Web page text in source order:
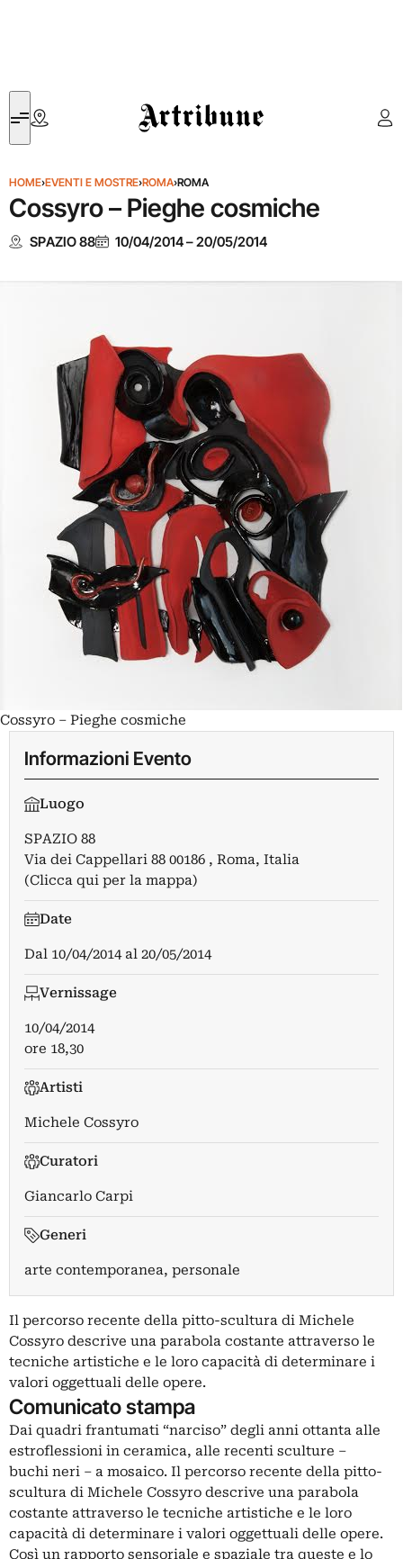
Artribune
HOME›EVENTI E MOSTRE›ROMA›ROMA
Cossyro – Pieghe cosmiche
SPAZIO 88 10/04/2014–20/05/2014
Cossyro – Pieghe cosmiche
Informazioni Evento
Luogo
SPAZIO 88
Via dei Cappellari 88 00186 , Roma, Italia
(Clicca qui per la mappa)
Date
Dal 10/04/2014al 20/05/2014
Vernissage
10/04/2014
ore 18,30
Artisti
Michele Cossyro
Curatori
Giancarlo Carpi
Generi
arte contemporanea, personale
Il percorso recente della pitto-scultura di Michele
Cossyro descrive una parabola costante attraverso le
tecniche artistiche e le loro capacità di determinare i
valori oggettuali delle opere.
Comunicato stampa
Dai quadri frantumati “narciso” degli anni ottanta alle
estroflessioni in ceramica, alle recenti sculture –
buchi neri – a mosaico. Il percorso recente della pitto-
scultura di Michele Cossyro descrive una parabola
costante attraverso le tecniche artistiche e le loro
capacità di determinare i valori oggettuali delle opere.
Così un rapporto sensoriale e spaziale tra queste e lo